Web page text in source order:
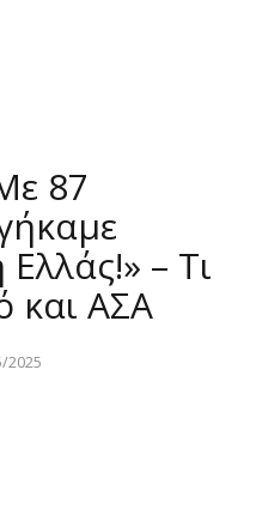
87
– Τι
και ΑΣΑ
2025